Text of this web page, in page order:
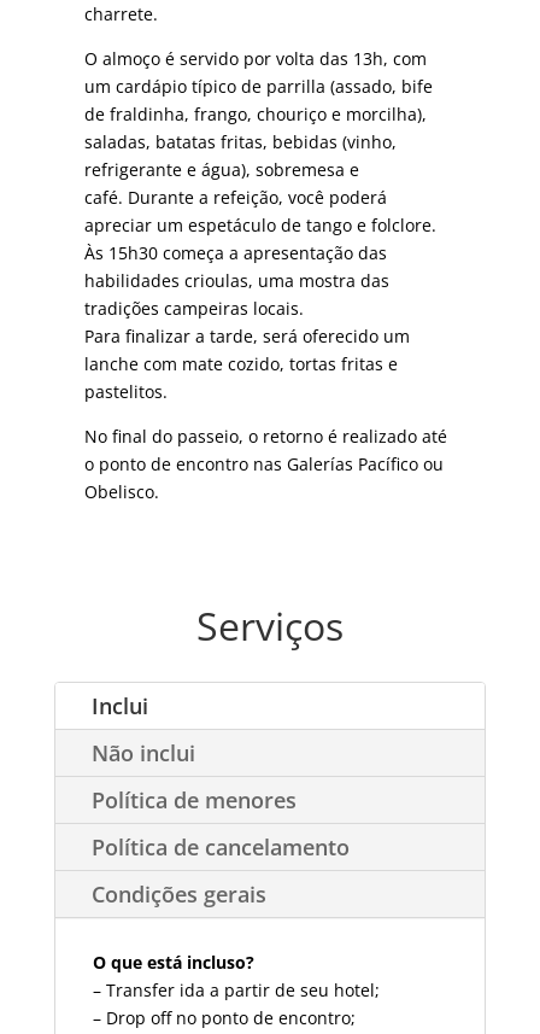
charrete.
O almoço é servido por volta das 13h, com
um cardápio típico de parrilla (assado, bife
de fraldinha, frango, chouriço e morcilha),
saladas, batatas fritas, bebidas (vinho,
refrigerante e água), sobremesa e
café. Durante a refeição, você poderá
apreciar um espetáculo de tango e folclore.
Às 15h30 começa a apresentação das
habilidades crioulas, uma mostra das
tradições campeiras locais.
Para finalizar a tarde, será oferecido um
lanche com mate cozido, tortas fritas e
pastelitos.
No final do passeio, o retorno é realizado até
o ponto de encontro nas Galerías Pacífico ou
Obelisco.
Serviços
Inclui
Não inclui
Política de menores
Política de cancelamento
Condições gerais
O que está incluso?
– Transfer ida a partir de seu hotel;
– Drop off no ponto de encontro;